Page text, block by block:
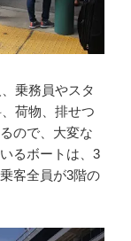
乗務員やスタ
荷物、排せつ
ので、大変な
るボートは、3
客全員が3階の